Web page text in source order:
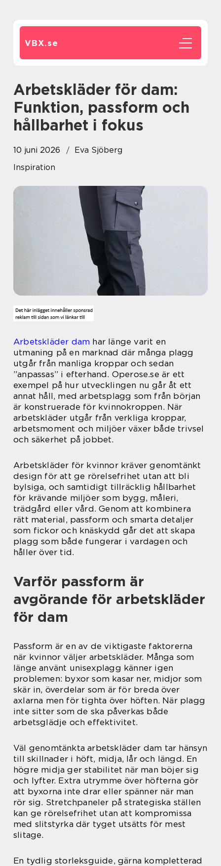
VBX.se
Arbetskläder för dam:
Funktion, passform och
hållbarhet i fokus
10 juni 2026
Eva Sjöberg
Inspiration
Arbetskläder dam har länge varit en
utmaning på en marknad där många plagg
utgår från manliga kroppar och sedan
”anpassas” i efterhand. Operose.se är ett
exempel på hur utvecklingen nu går åt ett
annat håll, med arbetsplagg som från början
är konstruerade för kvinnokroppen. När
arbetskläder utgår från verkliga kroppar,
arbetsmoment och miljöer växer både trivsel
och säkerhet på jobbet.
Arbetskläder för kvinnor kräver genomtänkt
design för att ge rörelsefrihet utan att bli
bylsiga, och samtidigt tillräcklig hållbarhet
för krävande miljöer som bygg, måleri,
trädgård eller vård. Genom att kombinera
rätt material, passform och smarta detaljer
som fickor och knäskydd går det att skapa
plagg som både fungerar i vardagen och
håller över tid.
Varför passform är
avgörande för arbetskläder
för dam
Passform är en av de viktigaste faktorerna
när kvinnor väljer arbetskläder. Många som
länge använt unisexplagg känner igen
problemen: byxor som kasar ner, midjor som
skär in, överdelar som är för breda över
axlarna men för tighta över höften. När plagg
inte sitter som de ska påverkas både
arbetsglädje och effektivitet.
Väl genomtänkta arbetskläder dam tar hänsyn
till skillnader i höft, midja, lår och längd. En
högre midja ger stabilitet när man böjer sig
och lyfter. Extra utrymme över höfterna gör
att byxorna inte drar eller spänner när man
rör sig. Stretchpaneler på strategiska ställen
kan ge rörelsefrihet utan att kompromissa
med slitstyrka där tyget utsätts för mest
slitage.
En tydlig storleksguide, gärna kompletterad